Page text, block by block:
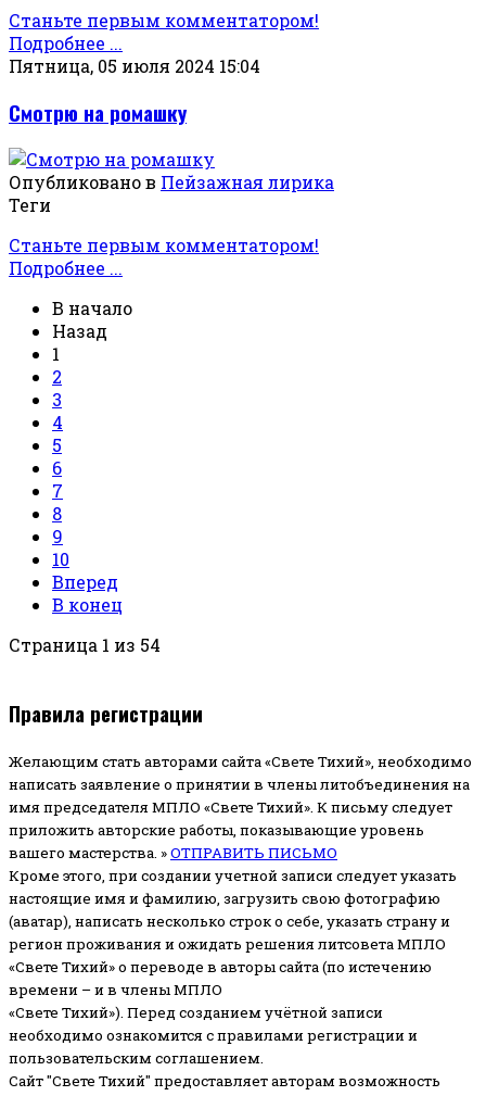
Станьте первым комментатором!
Подробнее ...
Пятница, 05 июля 2024 15:04
Смотрю на ромашку
Опубликовано в Пейзажная лирика
Теги
Станьте первым комментатором!
Подробнее ...
В начало
Назад
1
2
3
4
5
6
7
8
9
10
Вперед
В конец
Страница 1 из 54
Правила регистрации
Желающим стать авторами сайта «Свете Тихий», необходимо
написать заявление о принятии в члены литобъединения на
имя председателя МПЛО «Свете Тихий». К письму следует
приложить авторские работы, показывающие уровень
вашего мастерства. »ОТПРАВИТЬ ПИСЬМО
Кроме этого, при создании учетной записи следует указать
настоящие имя и фамилию, загрузить свою фотографию
(аватар), написать несколько строк о себе, указать страну и
регион проживания и ожидать решения литсовета МПЛО
«Свете Тихий» о переводе в авторы сайта (по истечению
времени – и в члены МПЛО
«Свете Тихий»). Перед созданием учётной записи
необходимо ознакомится с правилами регистрации и
пользовательским соглашением.
Сайт "Свете Тихий" предоставляет авторам возможность